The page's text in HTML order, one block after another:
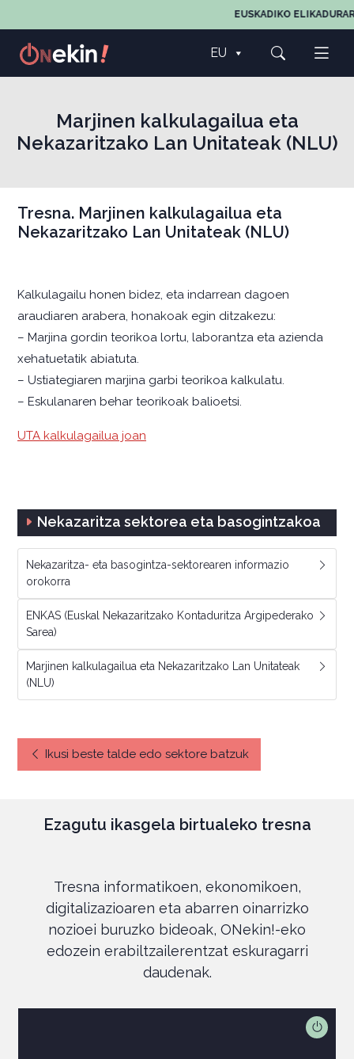
EUSKADIKO
EU
Marjinen kalkulagailua eta
Nekazaritzako Lan Unitateak (NLU)
Tresna. Marjinen kalkulagailua eta
Nekazaritzako Lan Unitateak (NLU)
Kalkulagailu honen bidez, eta indarrean dagoen
araudiaren arabera, honakoak egin ditzakezu:
– Marjina gordin teorikoa lortu, laborantza eta azienda
xehatuetatik abiatuta.
– Ustiategiaren marjina garbi teorikoa kalkulatu.
– Eskulanaren behar teorikoak balioetsi.
UTA kalkulagailua joan
Nekazaritza sektorea eta basogintzakoa
Nekazaritza- eta basogintza-sektorearen informazio
orokorra
ENKAS (Euskal Nekazaritzako Kontaduritza Argipederako
Sarea)
Marjinen kalkulagailua eta Nekazaritzako Lan Unitateak
(NLU)
Ikusi beste talde edo sektore batzuk
Ezagutu ikasgela birtualeko tresna
Tresna informatikoen, ekonomikoen,
digitalizazioaren eta abarren oinarrizko
nozioei buruzko bideoak, ONekin!-eko
edozein erabiltzailerentzat eskuragarri
daudenak.